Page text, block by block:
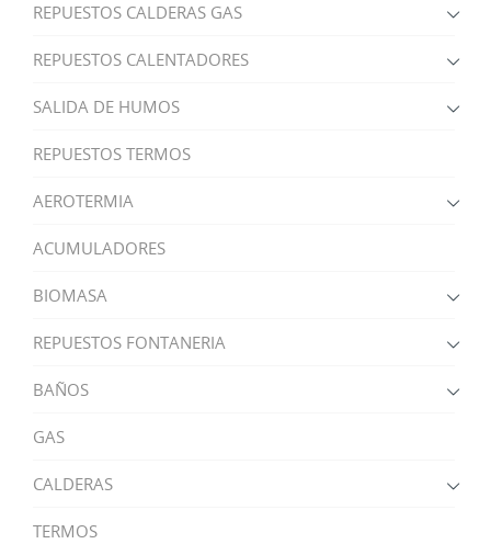
REPUESTOS CALDERAS GAS
REPUESTOS CALENTADORES
SALIDA DE HUMOS
REPUESTOS TERMOS
AEROTERMIA
ACUMULADORES
BIOMASA
REPUESTOS FONTANERIA
BAÑOS
GAS
CALDERAS
TERMOS